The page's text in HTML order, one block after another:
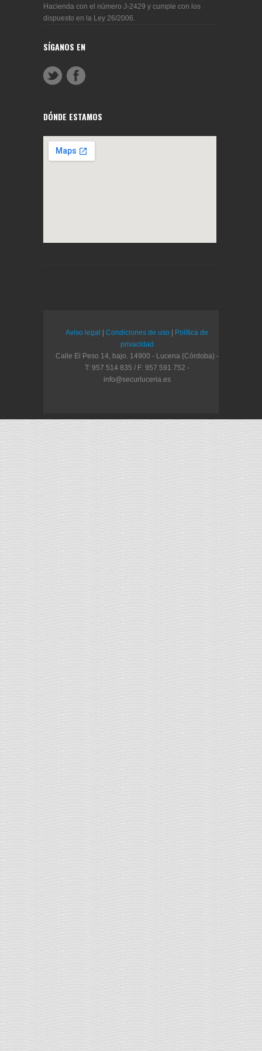
Hacienda con el número J-2429 y cumple con los
dispuesto en la Ley 26/2006.
SÍGANOS EN
DÓNDE ESTAMOS
Aviso legal Condiciones de uso
Política de
privacidad
Calle El Peso 14, bajo. 14900 - Lucena (Córdoba) -
T: 957 514 835 / F: 957 591 752 -
info@securluceria.es